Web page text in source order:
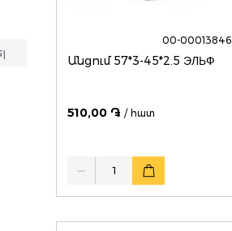
00-00013846
Անցում 57*3-45*2.5 ЭЛЬФ
510,00 ֏ / հատ